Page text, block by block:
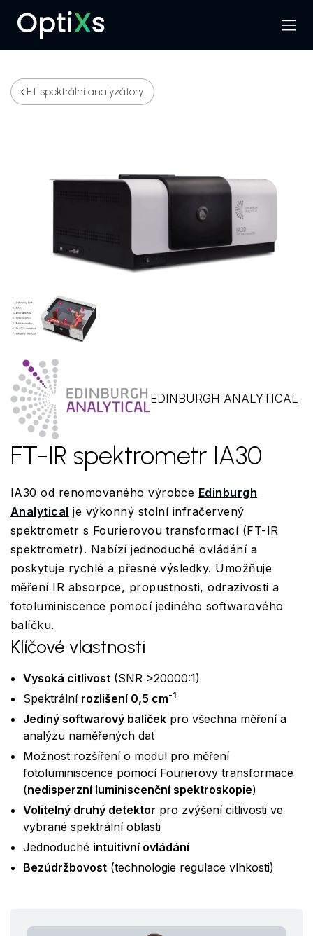
Hledat
Menu
FT spektrální analyzátory
EDINBURGH ANALYTICAL
FT-IR spektrometr IA30
IA30 od renomovaného výrobce Edinburgh
Analytical je výkonný stolní infračervený
spektrometr s Fourierovou transformací (FT-IR
spektrometr). Nabízí jednoduché ovládání a
poskytuje rychlé a přesné výsledky. Umožňuje
měření IR absorpce, propustnosti, odrazivosti a
fotoluminiscence pomocí jediného softwarového
balíčku.
Klíčové vlastnosti
Vysoká citlivost (SNR >20000:1)
Spektrální rozlišení 0,5 cm-1
Jediný softwarový balíček pro všechna měření a
analýzu naměřených dat
Možnost rozšíření o modul pro měření
fotoluminiscence pomocí Fourierovy transformace
(nedisperzní luminiscenční spektroskopie)
Volitelný druhý detektor pro zvýšení citlivosti ve
vybrané spektrální oblasti
Jednoduché intuitivní ovládání
Bezúdržbovost (technologie regulace vlhkosti)